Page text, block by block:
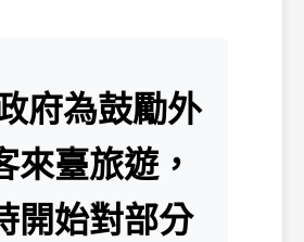
府為鼓勵外
來臺旅遊，
開始對部分